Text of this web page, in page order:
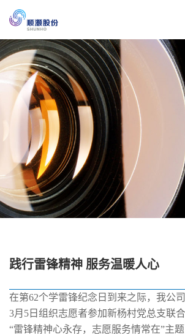
践行雷锋精神 服务温暖人心
在第62个学雷锋纪念日到来之际，我公
3月5日组织志愿者参加新杨村党总支联
“雷锋精神心永存，志愿服务情常在”主